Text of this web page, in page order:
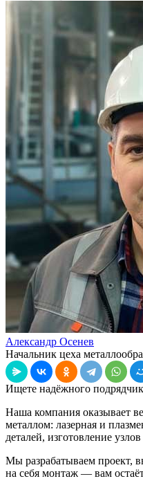
Александр Осенев
Начальник цеха
Ищете надёжного
Наша компания оказывает
металлом: лазерная и
деталей, изготовление
Мы разрабатываем проект,
на себя монтаж — вам